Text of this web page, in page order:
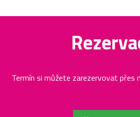
Termín si můžete zarezervovat přes